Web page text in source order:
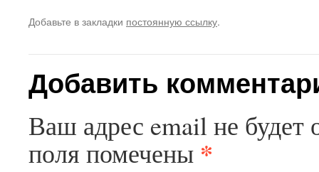
Добавьте в закладки постоянную ссылку.
Добавить
Ваш адрес email не будет
поля помечены *